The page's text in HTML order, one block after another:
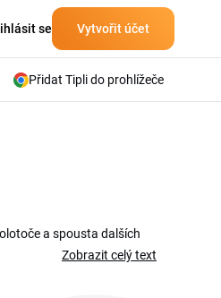
se Vytvořit účet
Přidat Tipli do prohlížeče
a spousta dalších
stránce najdeš aktuální
Zobrazit celý text